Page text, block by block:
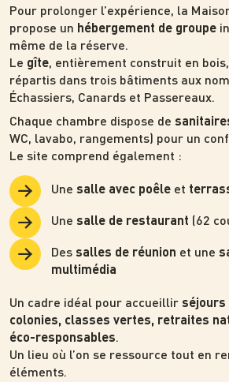
Pour prolonger l’expérience, la
propose un hébergement de groupe
même de la réserve.
Le gîte, entièrement construit en
répartis dans trois bâtiments aux
Échassiers, Canards et Passereaux.
Chaque chambre dispose de
WC, lavabo, rangements) pour un
Le site comprend également :
Une salle avec poêleet
Une salle de restaurant (62
Des salles de réunion et une
multimédia
Un cadre idéal pour accueillir séjours
colonies, classes vertes, retraites
éco-responsables.
Un lieu où l’on se ressource tout en
éléments.